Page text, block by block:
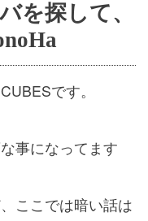
を探して、
です。
事になってます
ここでは暗い話は